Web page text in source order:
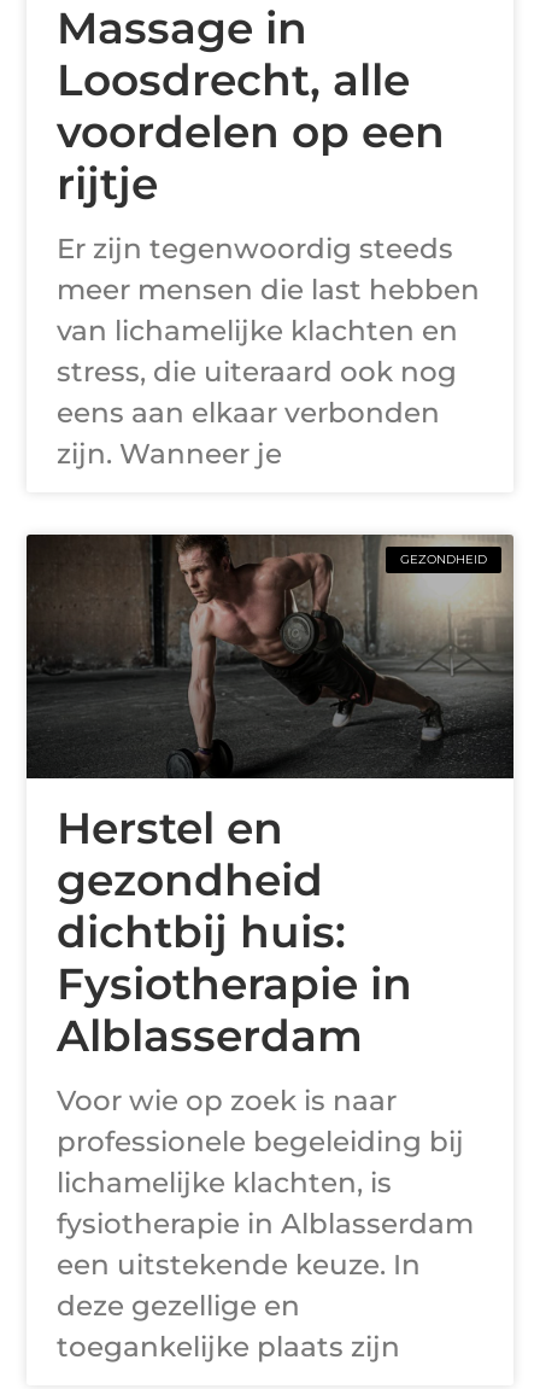
Massage in
Loosdrecht, alle
voordelen op een
rijtje
Er zijn tegenwoordig steeds
meer mensen die last hebben
van lichamelijke klachten en
stress, die uiteraard ook nog
eens aan elkaar verbonden
zijn. Wanneer je
GEZONDHEID
Herstel en
gezondheid
dichtbij huis:
Fysiotherapie in
Alblasserdam
Voor wie op zoek is naar
professionele begeleiding bij
lichamelijke klachten, is
fysiotherapie in Alblasserdam
een uitstekende keuze. In
deze gezellige en
toegankelijke plaats zijn